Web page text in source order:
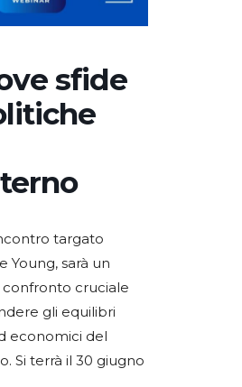
sfide
targato
Young, sarà un
cruciale
gli equilibri
economici del
Si terrà il 30 giugno